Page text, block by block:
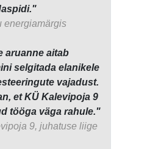
energiamärgis
aruanne aitab
selgitada elanikele
vajadust.
et KÜ Kalevipoja 9
tööga väga rahule."
9, juhatuse liige